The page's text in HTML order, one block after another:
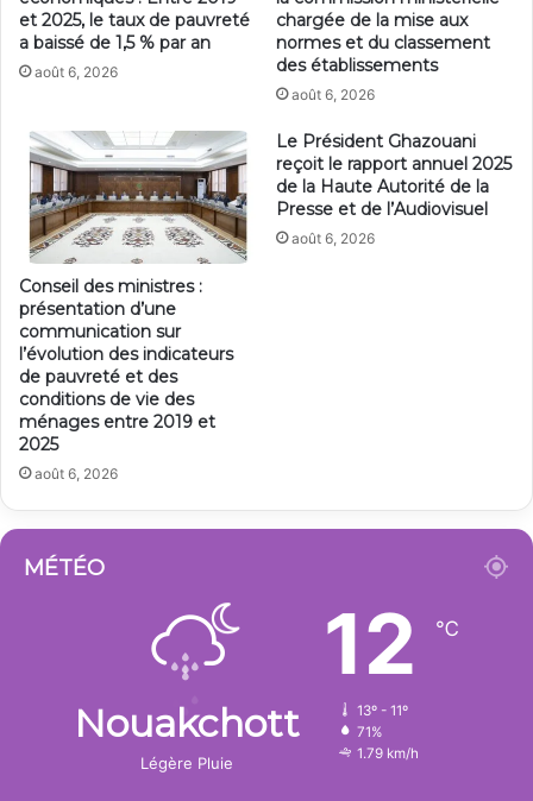
et 2025, le taux de pauvreté
a baissé de 1,5 % par an
août 6, 2026
chargée de la mise aux
normes et du classement
des établissements
août 6, 2026
Conseil des ministres :
présentation d’une
communication sur
l’évolution des indicateurs
de pauvreté et des
conditions de vie des
ménages entre 2019 et
2025
août 6, 2026
Le Président Ghazouani
reçoit le rapport annuel 2025
de la Haute Autorité de la
Presse et de l’Audiovisuel
août 6, 2026
MÉTÉO
Nouakchott
Légère Pluie
12 ℃
13º - 11º
71%
1.79 km/h